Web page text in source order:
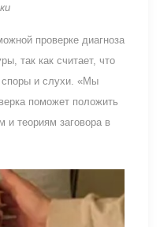
проверке диагноза
так как считает, что
споры и слухи. «Мы
поможет положить
и теориям заговора в